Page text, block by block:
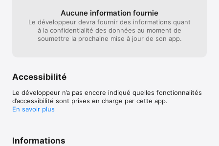
aider les pilotes à rester concentrés tout au long des
affrontements et qui ne peut pas tuer les êtres humains.
La Fédération est sur le point de renverser le cours de la
galaxie.
Aucune information fournie
Le développeur devra fournir des informations quant
à la confidentialité des données au moment de
soumettre la prochaine mise à jour de son app.
Accessibilité
Le développeur n’a pas encore indiqué quelles fonctionnalités
d’accessibilité sont prises en charge par cette app.
En savoir plus
Informations